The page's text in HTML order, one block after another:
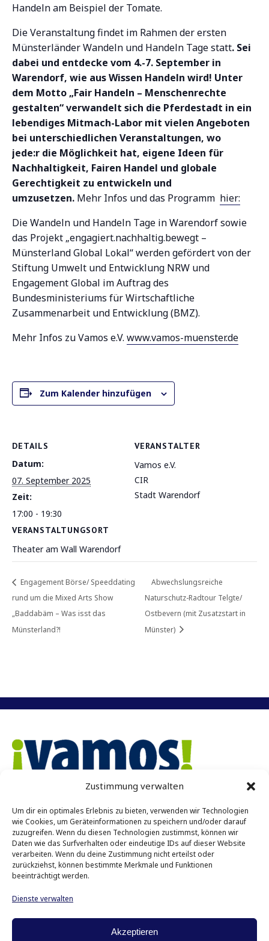
Zustimmung verwalten
Um dir ein optimales Erlebnis zu bieten, verwenden wir Technologien
wie Cookies, um Geräteinformationen zu speichern und/oder darauf
zuzugreifen. Wenn du diesen Technologien zustimmst, können wir
Daten wie das Surfverhalten oder eindeutige IDs auf dieser Website
verarbeiten. Wenn du deine Zustimmung nicht erteilst oder
zurückziehst, können bestimmte Merkmale und Funktionen
beeinträchtigt werden.
Dienste verwalten
Akzeptieren
Handeln am Beispiel der Tomate.
Die Veranstaltung findet im Rahmen der ersten
Münsterländer Wandeln und Handeln Tage statt. Sei
dabei und entdecke vom 4.-7. September in
Warendorf, wie aus Wissen Handeln wird! Unter
dem Motto „Fair Handeln – Menschenrechte
gestalten“ verwandelt sich die Pferdestadt in ein
lebendiges Mitmach-Labor mit vielen Angeboten
bei unterschiedlichen Veranstaltungen, wo
jede:r die Möglichkeit hat, eigene Ideen für
Nachhaltigkeit, Fairen Handel und globale
Gerechtigkeit zu entwickeln und
umzusetzen. Mehr Infos und das Programm hier:
Die Wandeln und Handeln Tage in Warendorf sowie
das Projekt „engagiert.nachhaltig.bewegt –
Münsterland Global Lokal“ werden gefördert von der
Stiftung Umwelt und Entwicklung NRW und
Engagement Global im Auftrag des
Bundesministeriums für Wirtschaftliche
Zusammenarbeit und Entwicklung (BMZ).
Mehr Infos zu Vamos e.V. www.vamos-muenster.de
Zum Kalender hinzufügen
DETAILS
Datum:
07. September 2025
Zeit:
17:00 - 19:30
VERANSTALTUNGSORT
Theater am Wall Warendorf
VERANSTALTER
Vamos e.V.
CIR
Stadt Warendorf
Engagement Börse/ Speeddating
rund um die Mixed Arts Show
„Baddabäm – Was isst das
Münsterland?!
Abwechslungsreiche
Naturschutz-Radtour Telgte/
Ostbevern (mit Zusatzstart in
Münster)
Achtermannstr. 10 – 12
48143 Münster
Kontakt
Tel: 0251 45431
E-Mail:info@vamos-muenster.de
Datenschutz